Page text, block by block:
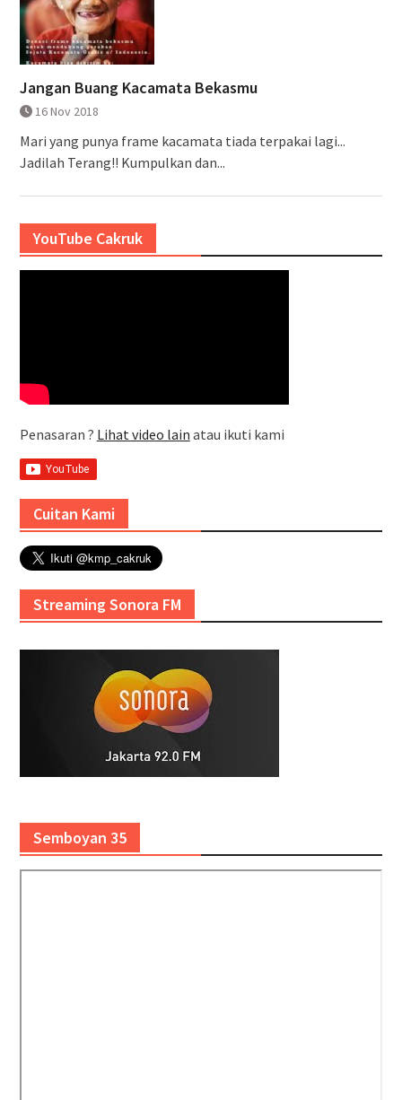
Jangan Buang Kacamata Bekasmu
16 Nov 2018
Mari yang punya frame kacamata tiada terpakai lagi...
Jadilah Terang!! Kumpulkan dan...
YouTube Cakruk
Penasaran ? Lihat video lain atau ikuti kami
Cuitan Kami
Streaming Sonora FM
Semboyan 35